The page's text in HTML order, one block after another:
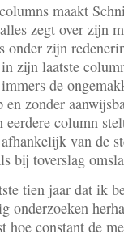
maakt
zegt over zijn
onder zijn
zijn laatste
de
en zonder
eerdere column
van de
bij toverslag
tien jaar dat ik
onderzoeken
hoe constant de